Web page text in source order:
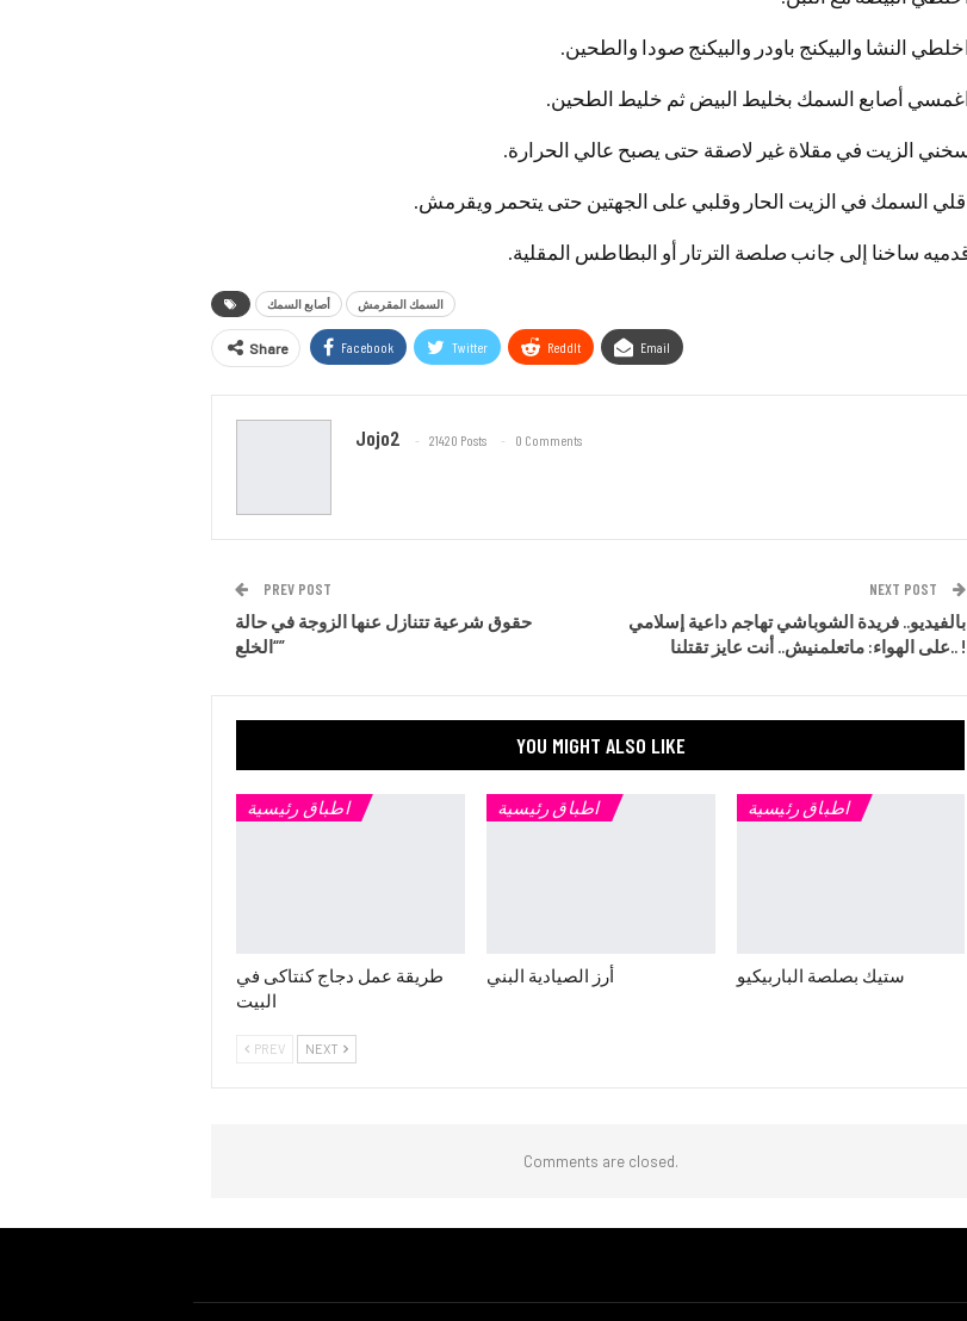
أصابع السمك السمك المقرمش
Share Facebook Twitter ReddIt Email
Jojo2 21420 Posts 0 Comments
PREV POST
حقوق شرعية تتنازل عنها الزوجة في حالة
“الخلع”
NEXT POST
بالفيديو.. فريدة الشوباشي تهاجم داعية إسلامي
على الهواء: ماتعلمنيش.. أنت عايز تقتلنا.. !
YOU MIGHT ALSO LIKE
اطباق رئيسية
طريقة عمل دجاج كنتاكى في
البيت
اطباق رئيسية
أرز الصيادية البني
اطباق رئيسية
ستيك بصلصة الباربيكيو
PREV NEXT
Comments are closed.